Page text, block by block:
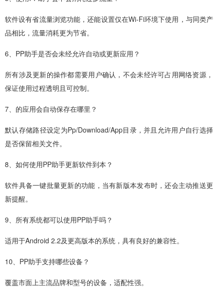
软件设有省流量浏览功能，还能设置仅在Wi-Fi环境下使用，与同类产
品相比，流量消耗更为节省。
6、PP助手是否会未经允许自动或更新应用？
所有涉及更新的操作都需要用户确认，不会未经许可占用网络资源，
保证使用过程透明且可控制。
7、的应用会自动保存在哪里？
默认存储路径设定为Pp/Download/App目录，并且允许用户自行选择
是否保留相关文件。
8、如何使用PP助手更新软件到本？
软件具备一键批量更新的功能，当有新版本发布时，还会主动推送更
新提醒。
9、所有系统都可以使用PP助手吗？
适用于Android 2.2及更高版本的系统，具有良好的兼容性。
10、PP助手支持哪些设备？
覆盖市面上主流品牌和型号的设备，适配性强。